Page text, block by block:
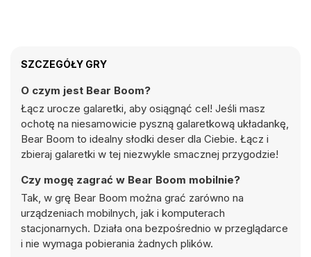
SZCZEGÓŁY GRY
O czym jest Bear Boom?
Łącz urocze galaretki, aby osiągnąć cel! Jeśli masz
ochotę na niesamowicie pyszną galaretkową układankę,
Bear Boom to idealny słodki deser dla Ciebie. Łącz i
zbieraj galaretki w tej niezwykle smacznej przygodzie!
Czy mogę zagrać w Bear Boom mobilnie?
Tak, w grę Bear Boom można grać zarówno na
urządzeniach mobilnych, jak i komputerach
stacjonarnych. Działa ona bezpośrednio w przeglądarce
i nie wymaga pobierania żadnych plików.